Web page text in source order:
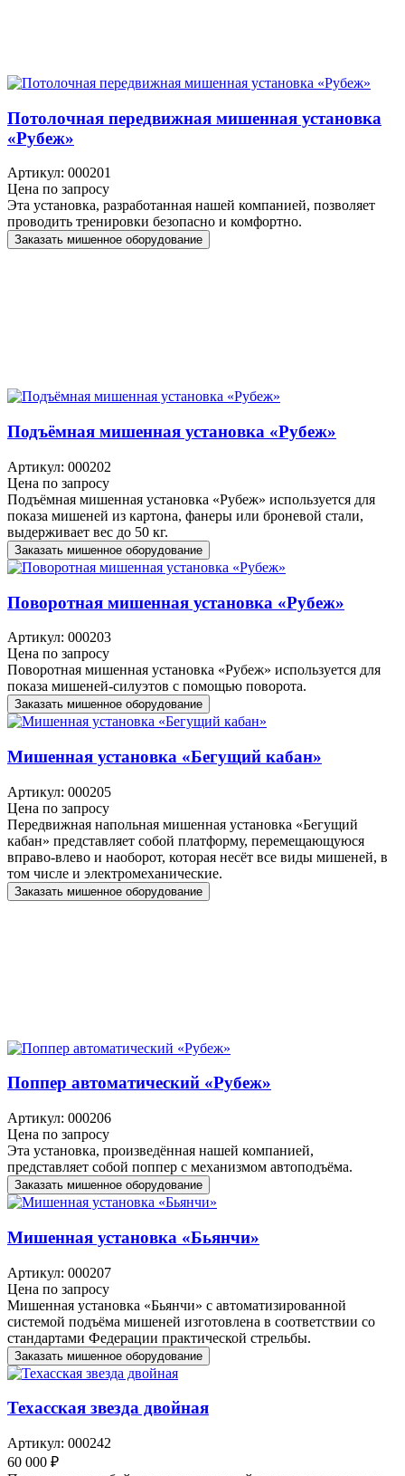
Потолочная передвижная мишенная установка
«Рубеж»
Артикул: 000201
Цена по запросу
Эта установка, разработанная нашей компанией, позволяет
проводить тренировки безопасно и комфортно.
Заказать мишенное оборудование
Подъёмная мишенная установка «Рубеж»
Артикул: 000202
Цена по запросу
Подъёмная мишенная установка «Рубеж» используется для
показа мишеней из картона, фанеры или броневой стали,
выдерживает вес до 50 кг.
Заказать мишенное оборудование
Поворотная мишенная установка «Рубеж»
Артикул: 000203
Цена по запросу
Поворотная мишенная установка «Рубеж» используется для
показа мишеней-силуэтов с помощью поворота.
Заказать мишенное оборудование
Мишенная установка «Бегущий кабан»
Артикул: 000205
Цена по запросу
Передвижная напольная мишенная установка «Бегущий
кабан» представляет собой платформу, перемещающуюся
вправо-влево и наоборот, которая несёт все виды мишеней, в
том числе и электромеханические.
Заказать мишенное оборудование
Поппер автоматический «Рубеж»
Артикул: 000206
Цена по запросу
Эта установка, произведённая нашей компанией,
представляет собой поппер с механизмом автоподъёма.
Заказать мишенное оборудование
Мишенная установка «Бьянчи»
Артикул: 000207
Цена по запросу
Мишенная установка «Бьянчи» с автоматизированной
системой подъёма мишеней изготовлена в соответствии со
стандартами Федерации практической стрельбы.
Заказать мишенное оборудование
Техасская звезда двойная
Артикул: 000242
60 000 ₽